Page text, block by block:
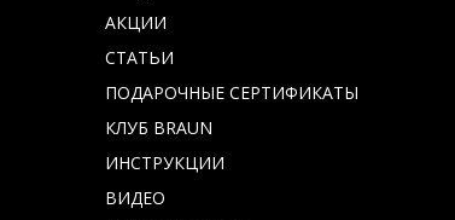
АКЦИИ
СТАТЬИ
ПОДАРОЧНЫЕ СЕРТИФИКАТЫ
КЛУБ BRAUN
ИНСТРУКЦИИ
ВИДЕО